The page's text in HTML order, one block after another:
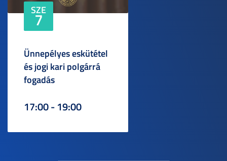
SZE
7
Ünnepélyes eskütétel
és jogi kari polgárrá
fogadás
17:00 - 19:00